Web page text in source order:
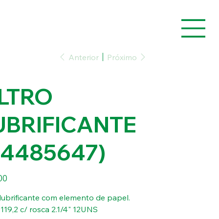
Anterior Próximo
com elemento de papel.
c/ rosca 2.1/4" 12UNS